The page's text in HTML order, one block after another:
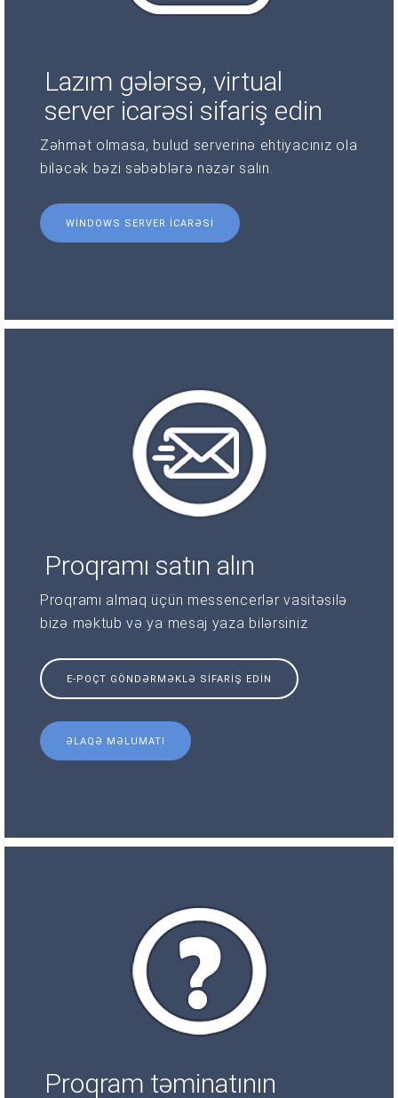
Lazım gələrsə, virtual
server icarəsi sifariş edin
Zəhmət olmasa, bulud serverinə ehtiyacınız ola
biləcək bəzi səbəblərə nəzər salın.
WINDOWS SERVER ICARƏSI
Proqramı satın alın
Proqramı almaq üçün messencerlər vasitəsilə
bizə məktub və ya mesaj yaza bilərsiniz
E-POÇT GÖNDƏRMƏKLƏ SIFARIŞ EDIN
ƏLAQƏ MƏLUMATI
Proqram təminatının